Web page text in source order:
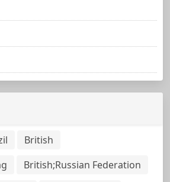
British
British;Russian Federation